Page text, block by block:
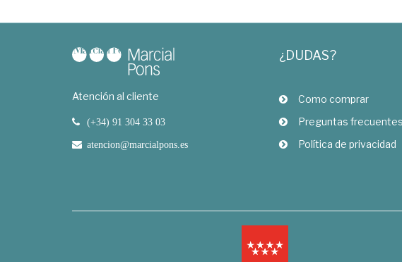
Atención al cliente
(+34) 91 304 33 03
atencion@marcialpons.es
¿DUDAS?
Como comprar
Preguntas frecuentes
Política de privacidad